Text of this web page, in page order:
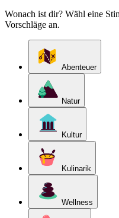
Wonach ist dir? Wähl eine
Vorschläge an.
Abenteuer
Natur
Kultur
Kulinarik
Wellness